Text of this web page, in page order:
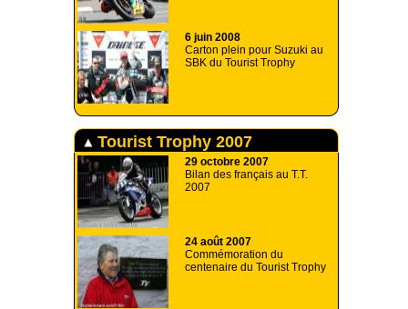
6 juin 2008
Carton plein pour Suzuki au
SBK du Tourist Trophy
Tourist Trophy 2007
29 octobre 2007
Bilan des français au T.T.
2007
24 août 2007
Commémoration du
centenaire du Tourist Trophy